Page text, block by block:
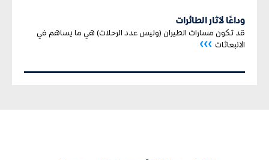
وداعًا لآثار الطائرات
قد تكون مسارات الطيران (وليس عدد الرحلات) هي ما يساهم في
الانبعاثات ›››